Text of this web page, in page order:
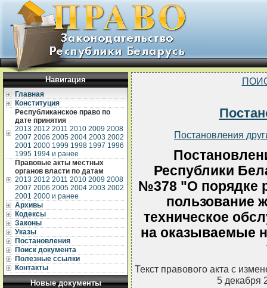
Навигация
Главная
Конституция
Республиканское право по
дате принятия
2013 2012 2011 2010 2009 2008
2007 2006 2005 2004 2003 2002
2001 2000 1999 1998 1997 1996
1995 1994 и ранее
Правовые акты местных
органов власти по датам
2013 2012 2011 2010 2009 2008
2007 2006 2005 2004 2003 2002
2001 2000 и ранее
Архивы
Кодексы
Законы
Указы
Постановления
Поиск документа
Полезные ссылки
Контакты
Новые документы
Постановления
Республики
№378 "О порядке
пользование
техническое
на оказываемые
Текст правового акта с
5 декабря